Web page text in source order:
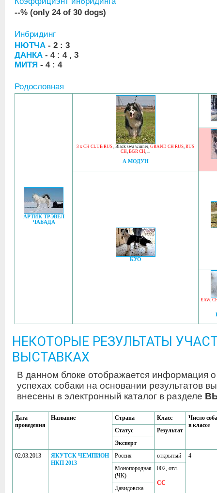
--% (only 24 of 30 dogs)
Инбридинг
НЮТЧА - 2 : 3
ДАНКА - 4 : 4 , 3
МИТЯ - 4 : 4
Родословная
АРТИК ТРЭВЕЛ
ЧАБАДА
3 x CH CLUB RUS , Black swa winner, GRAND CH RUS, RUS
CH, BGR CH, ...
А МОДУН
КУО
EAW,
НЕКОТОРЫЕ РЕЗУЛЬТАТЫ
ВЫСТАВКАХ
В данном блоке отображается информация
успехах собаки на основании результатов
внесены в электронный каталог в разделе
Дата
проведения
Название Страна Класс
Число
в классе
Статус
Результат
Эксперт
02.03.2013
ЯКУТСК ЧЕМПИОН
НКП 2013
Россия открытый
4
Монопородная
(ЧК)
002, отл.
CC
Давидовска